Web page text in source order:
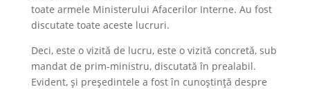
toate armele Ministerului Afacerilor Interne. Au fost
discutate toate aceste lucruri.
Deci, este o vizită de lucru, este o vizită concretă, sub
mandat de prim-ministru, discutată în prealabil.
Evident, și președintele a fost în cunoștință despre